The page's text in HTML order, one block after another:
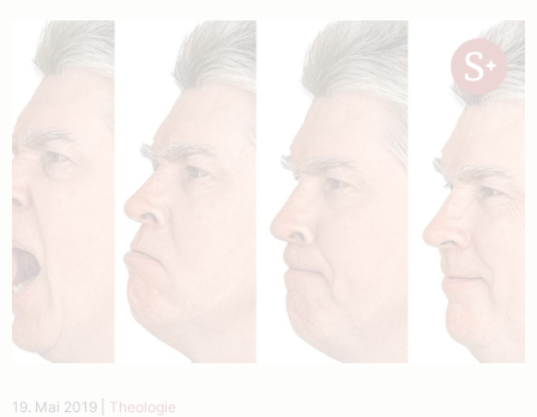
19. Mai 2019 Theologie